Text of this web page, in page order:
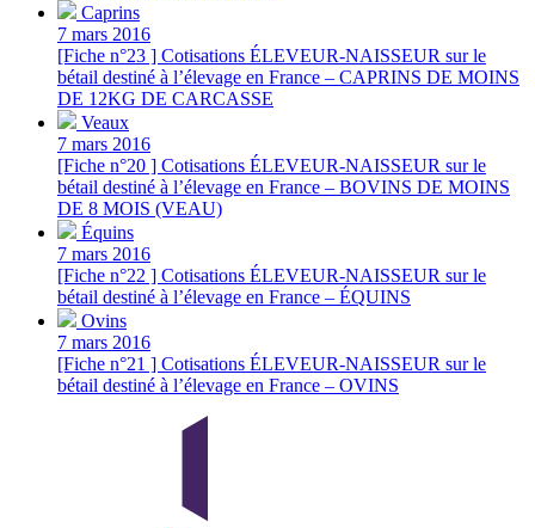
Caprins
7 mars 2016
[Fiche n°23 ] Cotisations ÉLEVEUR-NAISSEUR sur le
bétail destiné à l’élevage en France – CAPRINS DE MOINS
DE 12KG DE CARCASSE
Veaux
7 mars 2016
[Fiche n°20 ] Cotisations ÉLEVEUR-NAISSEUR sur le
bétail destiné à l’élevage en France – BOVINS DE MOINS
DE 8 MOIS (VEAU)
Équins
7 mars 2016
[Fiche n°22 ] Cotisations ÉLEVEUR-NAISSEUR sur le
bétail destiné à l’élevage en France – ÉQUINS
Ovins
7 mars 2016
[Fiche n°21 ] Cotisations ÉLEVEUR-NAISSEUR sur le
bétail destiné à l’élevage en France – OVINS